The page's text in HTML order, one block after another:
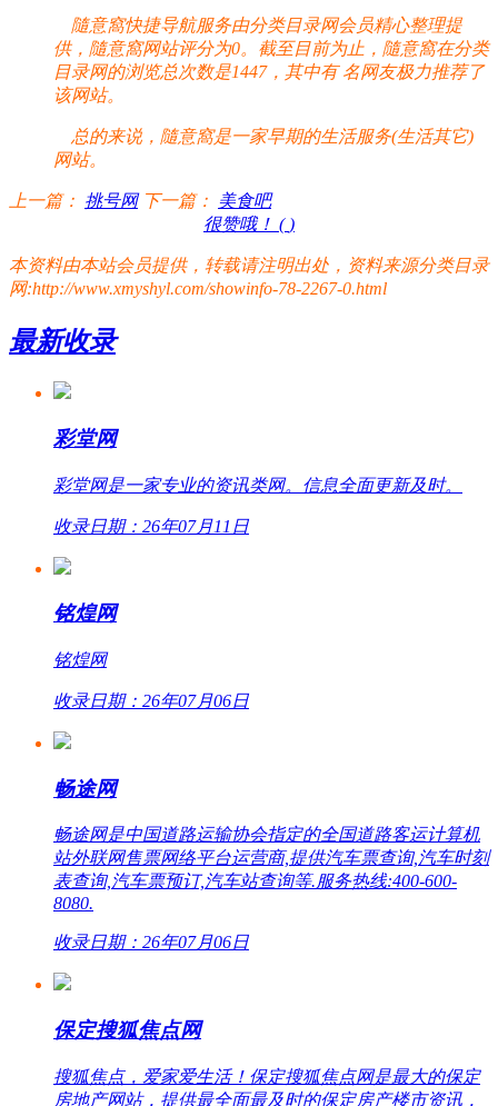
隨意窩快捷导航服务由分类目录网会员精心整理提
供，隨意窩网站评分为0。截至目前为止，隨意窩在分类
目录网的浏览总次数是1447，其中有名网友极力推荐了
该网站。
总的来说，隨意窩是一家早期的生活服务(生活其它)
网站。
上一篇： 挑号网 下一篇： 美食吧
很赞哦！ ( )
本资料由本站会员提供，转载请注明出处，资料来源分类目录
网:http://www.xmyshyl.com/showinfo-78-2267-0.html
最新收录
彩堂网
彩堂网是一家专业的资讯类网。信息全面更新及时。
收录日期：26年07月11日
铭煌网
铭煌网
收录日期：26年07月06日
畅途网
畅途网是中国道路运输协会指定的全国道路客运计算机
站外联网售票网络平台运营商,提供汽车票查询,汽车时刻
表查询,汽车票预订,汽车站查询等.服务热线:400-600-
8080.
收录日期：26年07月06日
保定搜狐焦点网
搜狐焦点，爱家爱生活！保定搜狐焦点网是最大的保定
房地产网站，提供最全面最及时的保定房产楼市资讯，